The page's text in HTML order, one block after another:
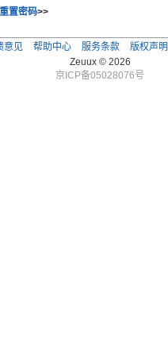
重置密码>>
意见 帮助中心 服务条款 版权声明
Zeuux © 2026
京ICP备05028076号